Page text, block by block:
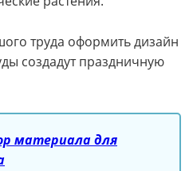
труда оформить дизайн
создадут праздничную
материала для